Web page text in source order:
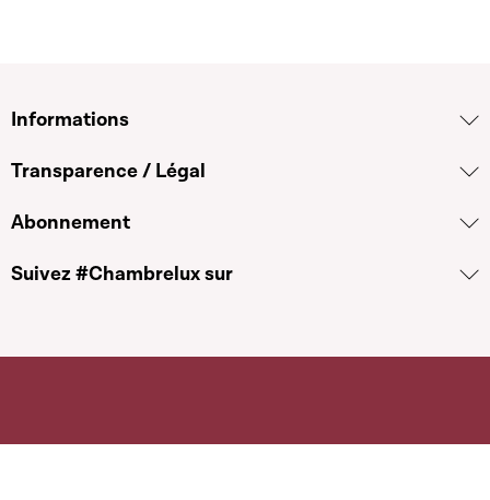
Informations
Transparence / Légal
Abonnement
Suivez #Chambrelux sur